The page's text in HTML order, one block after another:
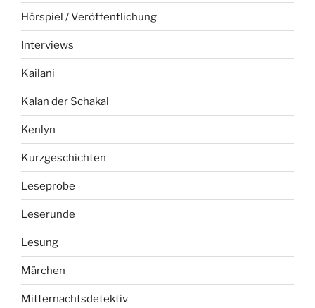
Hörspiel / Veröffentlichung
Interviews
Kailani
Kalan der Schakal
Kenlyn
Kurzgeschichten
Leseprobe
Leserunde
Lesung
Märchen
Mitternachtsdetektiv